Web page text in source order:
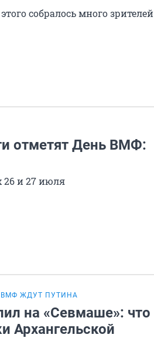
собралось много зрителей
отметят День ВМФ:
26 и 27 июля
ЖДУТ ПУТИНА
на «Севмаше»: что
Архангельской